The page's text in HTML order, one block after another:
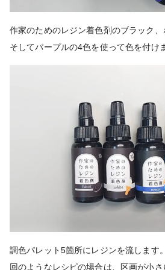
作家のためのレジン着色剤のブラック、
そしてパープルの4色を使って色を付け
調色パレット5箇所にレジンを流します
回のようなレシピの場合は、区画が小